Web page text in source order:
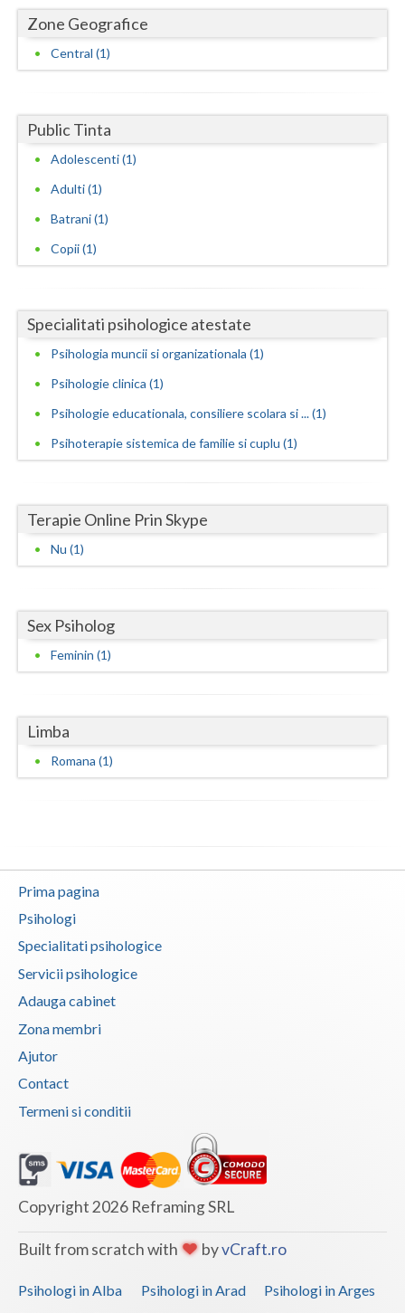
Harghita
Iasi
Mehedinti
Neamt
Olt
Prahova
Satu-Mare
Suceava
Teleorman
Timis
Tulcea
Vaslui
Vrancea
Zone Geografice
Central (1)
Public Tinta
Adolescenti (1)
Adulti (1)
Batrani (1)
Copii (1)
Specialitati psihologice atestate
Psihologia muncii si organizationala (1)
Psihologie clinica (1)
Psihologie educationala, consiliere scolara si ... (1)
Psihoterapie sistemica de familie si cuplu (1)
Terapie Online Prin Skype
Nu (1)
Sex Psiholog
Feminin (1)
Limba
Romana (1)
Prima pagina
Psihologi
Specialitati psihologice
Servicii psihologice
Adauga cabinet
Zona membri
Ajutor
Contact
Termeni si conditii
Copyright 2026 Reframing SRL
Built from scratch with byvCraft.ro
Psihologi in Alba Psihologi in Arad
Psihologi in Arges